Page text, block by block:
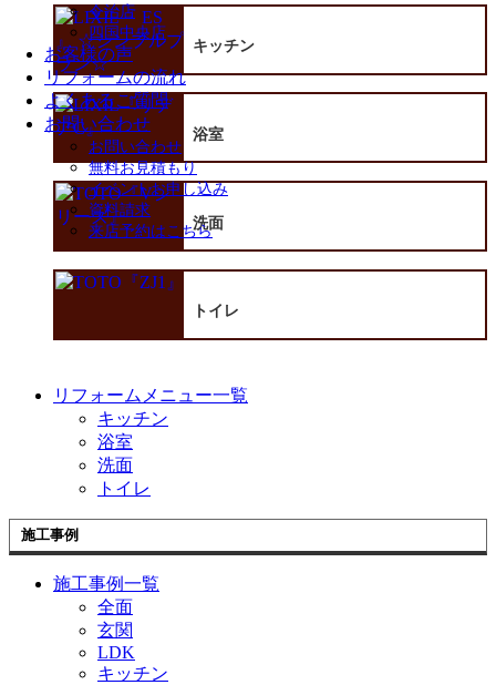
今治店
四国中央店
お客様の声
リフォームの流れ
よくあるご質問
お問い合わせ
お問い合わせ
無料お見積もり
イベントお申し込み
資料請求
来店予約はこちら
キッチン
浴室
洗面
トイレ
リフォームメニュー一覧
キッチン
浴室
洗面
トイレ
施工事例
施工事例一覧
全面
玄関
LDK
キッチン